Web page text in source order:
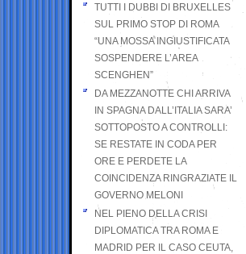
TUTTI I DUBBI DI BRUXELLES
SUL PRIMO STOP DI ROMA
“UNA MOSSA INGIUSTIFICATA
SOSPENDERE L’AREA
SCENGHEN”
DA MEZZANOTTE CHI ARRIVA
IN SPAGNA DALL’ITALIA SARA’
SOTTOPOSTO A CONTROLLI:
SE RESTATE IN CODA PER
ORE E PERDETE LA
COINCIDENZA RINGRAZIATE IL
GOVERNO MELONI
NEL PIENO DELLA CRISI
DIPLOMATICA TRA ROMA E
MADRID PER IL CASO CEUTA,